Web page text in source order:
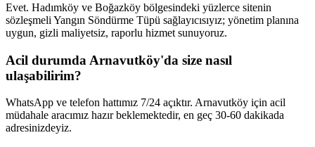
Evet. Hadımköy ve Boğazköy bölgesindeki yüzlerce sitenin
sözleşmeli Yangın Söndürme Tüpü sağlayıcısıyız; yönetim planına
uygun, gizli maliyetsiz, raporlu hizmet sunuyoruz.
Acil durumda Arnavutköy'da size nasıl
ulaşabilirim?
WhatsApp ve telefon hattımız 7/24 açıktır. Arnavutköy için acil
müdahale aracımız hazır beklemektedir, en geç 30-60 dakikada
adresinizdeyiz.